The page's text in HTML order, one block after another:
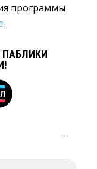
программы
.
···